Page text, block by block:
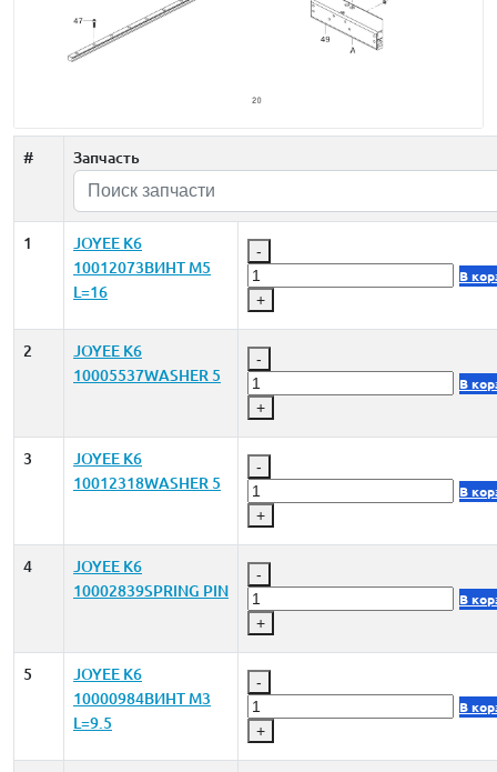
# Запчасть
1
JOYEE K6
10012073ВИНТ M5
L=16
-
+
В
2
JOYEE K6
10005537WASHER 5
-
+
В
3
JOYEE K6
10012318WASHER 5
-
+
В
4
JOYEE K6
10002839SPRING PIN
-
+
В
5
JOYEE K6
10000984ВИНТ M3
L=9.5
-
+
В